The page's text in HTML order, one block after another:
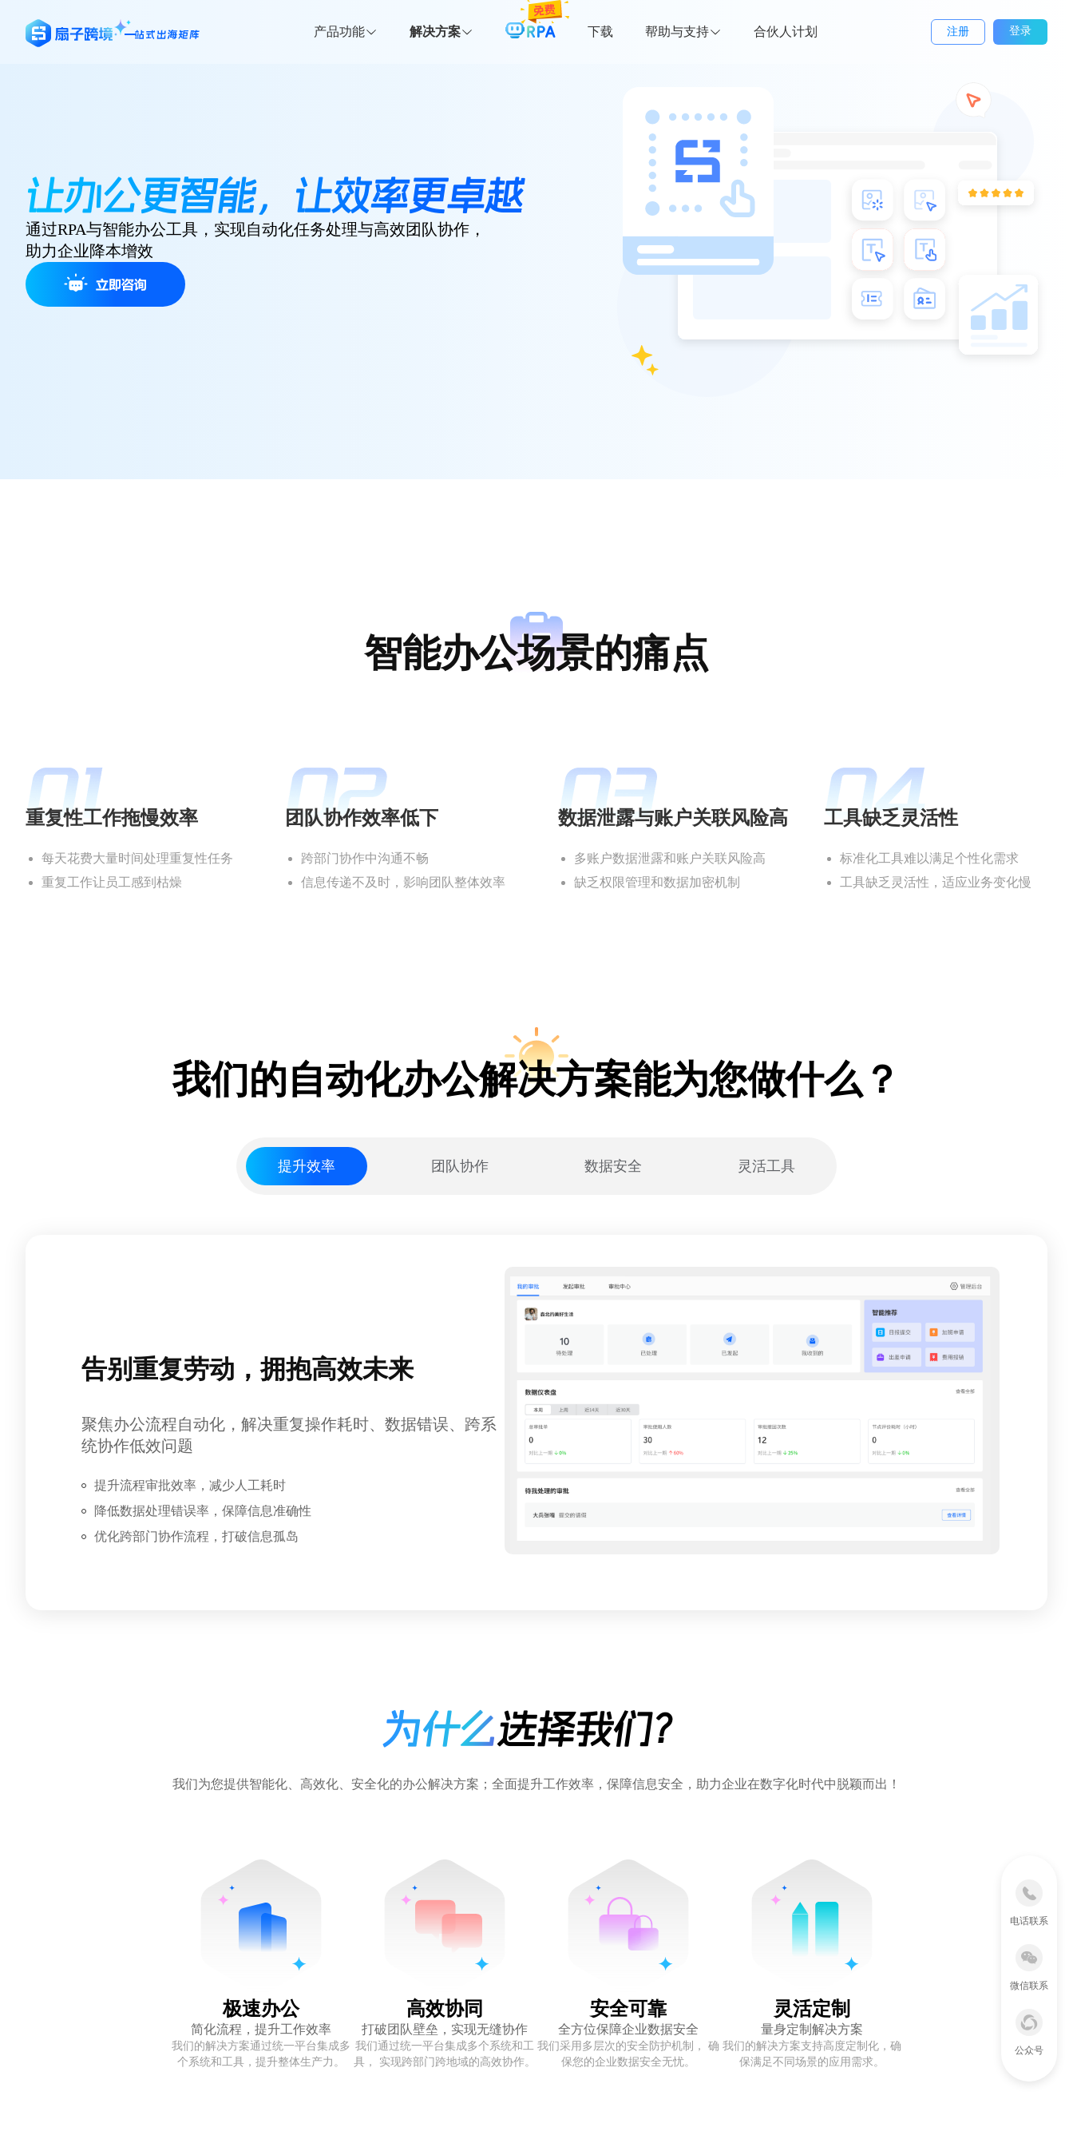
产品功能 解决方案 下载 帮助与支持 合伙人计划 注册 登录
让办公更智能，让效率更卓越
通过RPA与智能办公工具，实现自动化任务处理与高效团队协作，
助力企业降本增效
智能办公场景的痛点
重复性工作拖慢效率
每天花费大量时间处理重复性任务
重复工作让员工感到枯燥
团队协作效率低下
跨部门协作中沟通不畅
信息传递不及时，影响团队整体效率
数据泄露与账户关联风险高
多账户数据泄露和账户关联风险高
缺乏权限管理和数据加密机制
工具缺乏灵活性
标准化工具难以满足个性化需求
工具缺乏灵活性，适应业务变化慢
我们的自动化办公解决方案能为您做什么？
提升效率 团队协作 数据安全 灵活工具
告别重复劳动，拥抱高效未来
聚焦办公流程自动化，解决重复操作耗时、数据错误、跨系
统协作低效问题
提升流程审批效率，减少人工耗时
降低数据处理错误率，保障信息准确性
优化跨部门协作流程，打破信息孤岛
为什么选择我们？
我们为您提供智能化、高效化、安全化的办公解决方案；全面提升工作效率，保障信息安全，助力企业在数字化时代中脱颖而出！
极速办公
简化流程，提升工作效率
我们的解决方案通过统一平台集成多
个系统和工具，提升整体生产力。
高效协同
打破团队壁垒，实现无缝协作
我们通过统一平台集成多个系统和工
具， 实现跨部门跨地域的高效协作。
安全可靠
全方位保障企业数据安全
我们采用多层次的安全防护机制， 确
保您的企业数据安全无忧。
灵活定制
量身定制解决方案
我们的解决方案支持高度定制化，确
保满足不同场景的应用需求。
电话联系
微信联系
公众号